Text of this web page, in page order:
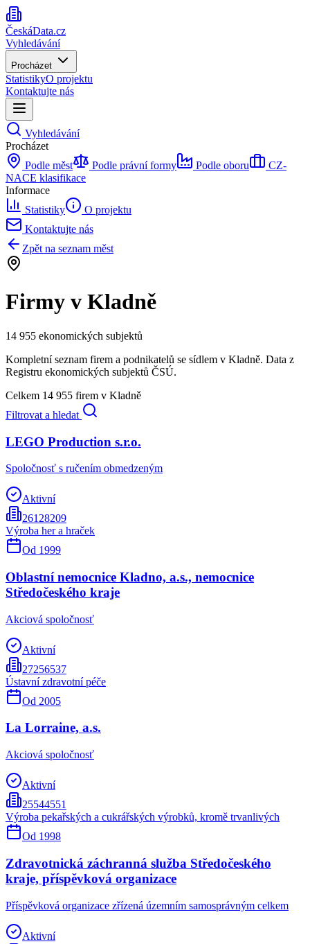
ČeskáData.cz
Vyhledávání
Procházet
StatistikyO projektu
Kontaktujte nás
Vyhledávání
Procházet
Podle měst
Podle právní formy Podle oboru
CZ-
NACE klasifikace
Informace
Statistiky
O projektu
Kontaktujte nás
Zpět na seznam měst
Firmy v Kladně
14 955 ekonomických subjektů
Kompletní seznam firem a podnikatelů se sídlem v Kladně. Data z
Registru ekonomických subjektů ČSÚ.
Celkem 14 955 firem v Kladně
Filtrovat a hledat
LEGO Production s.r.o.
Spoločnosť s ručením obmedzeným
Aktivní
26128209
Výroba her a hraček
Od 1999
Oblastní nemocnice Kladno, a.s., nemocnice
Středočeského kraje
Akciová spoločnosť
Aktivní
27256537
Ústavní zdravotní péče
Od 2005
La Lorraine, a.s.
Akciová spoločnosť
Aktivní
25544551
Výroba pekařských a cukrářských výrobků, kromě trvanlivých
Od 1998
Zdravotnická záchranná služba Středočeského
kraje, příspěvková organizace
Příspěvková organizace zřízená územním samosprávným celkem
Aktivní